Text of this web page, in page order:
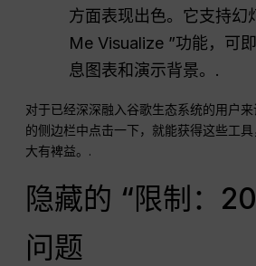
方面表现出色。它支持幻
Me Visualize ”功能，可
息图表和演示背景。.
对于已经深深融入谷歌生态系统的用户
的侧边栏中点击一下，就能获得这些工
大有裨益。.
隐藏的 “限制：
问题